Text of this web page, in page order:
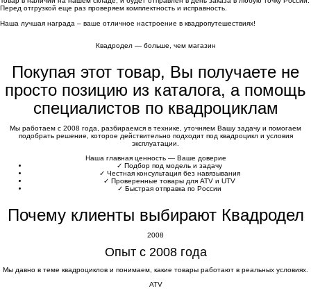
Перед отгрузкой еще раз проверяем комплектность и исправность.
Наша лучшая награда – ваше отличное настроение в квадропутешествиях!
Квадродел — больше, чем магазин
Покупая этот товар, Вы получаете не
просто позицию из каталога, а помощь
специалистов по квадроциклам
Мы работаем с 2008 года, разбираемся в технике, уточняем Вашу задачу и помогаем
подобрать решение, которое действительно подходит под квадроцикл и условия
эксплуатации.
Наша главная ценность — Ваше доверие
✓ Подбор под модель и задачу
✓ Честная консультация без навязывания
✓ Проверенные товары для ATV и UTV
✓ Быстрая отправка по России
Почему клиенты выбирают Квадродел
2008
Опыт с 2008 года
Мы давно в теме квадроциклов и понимаем, какие товары работают в реальных условиях.
ATV